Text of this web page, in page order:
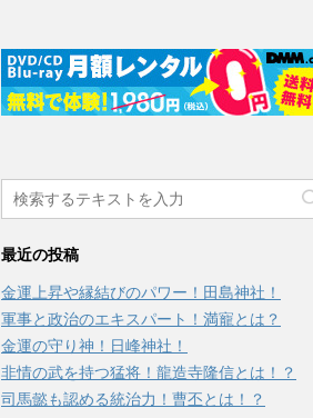
最近の投稿
金運上昇や縁結びのパワー！田島神社！
軍事と政治のエキスパート！満寵とは？
金運の守り神！日峰神社！
非情の武を持つ猛将！龍造寺隆信とは！？
司馬懿も認める統治力！曹丕とは！？